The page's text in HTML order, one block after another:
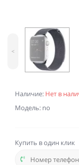
Наличие: Нет в
Модель: no
<
Купить в один клик